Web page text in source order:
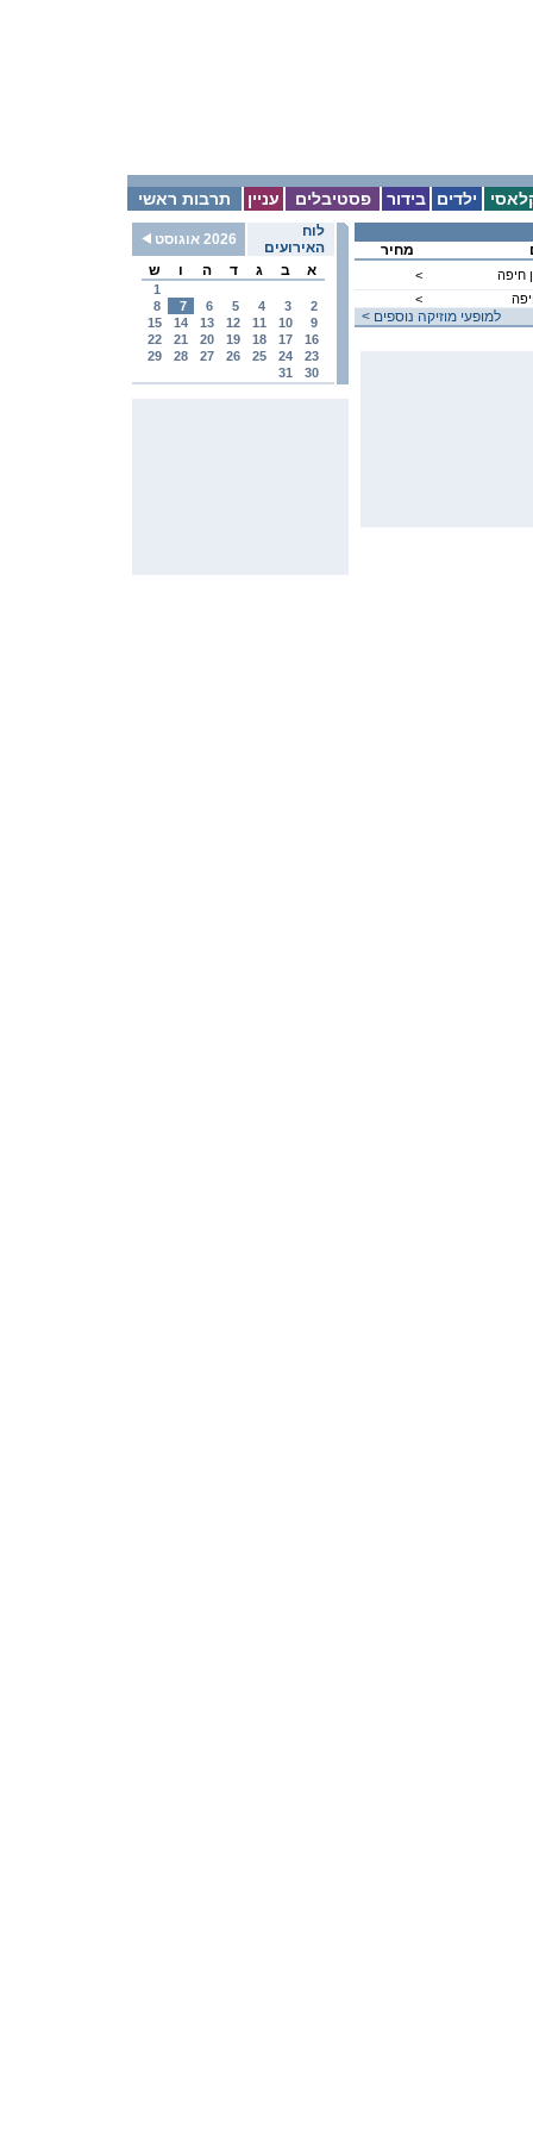
תרבות ראשי עניין פסטיבלים בידור ילדים
לוח
האירועים
2026 אוגוסט
א
ב ג ד ה ו ש
1
2
3
4
5
6
7
8
9
10
11
12
13
14
15
16
17
18
19
20
21
22
23
24
25
26
27
28
29
30
31
מחיר
<
חיפה
<
< למופעי מוזיקה נוספים